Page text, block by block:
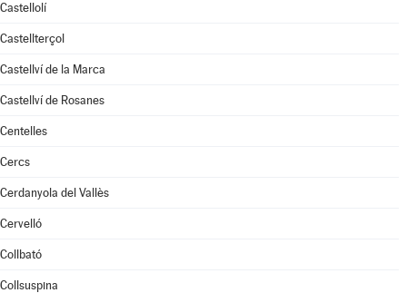
Castellolí
Castellterçol
Castellví de la Marca
Castellví de Rosanes
Centelles
Cercs
Cerdanyola del Vallès
Cervelló
Collbató
Collsuspina